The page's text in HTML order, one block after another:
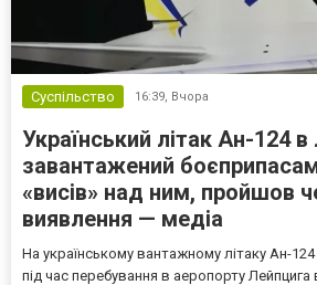
Суспільство 16:39, Вчора
Український літак Ан-124
завантажений
«висів» над ним, пройшов
виявлення — медіа
На українському вантажному літаку Ан-124
під час перебування в аеропорту Лейпцига